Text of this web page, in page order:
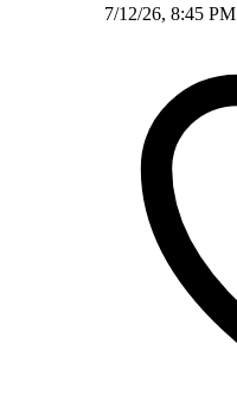
7/12/26, 8:45 PM